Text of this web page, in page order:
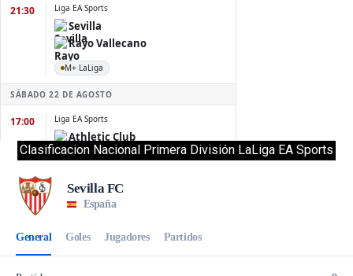
Clasificacion Nacional Primera División LaLiga EA Sports